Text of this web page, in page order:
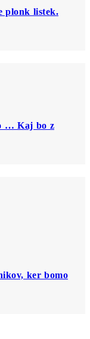
plonk listek.
… Kaj bo z
ker bomo